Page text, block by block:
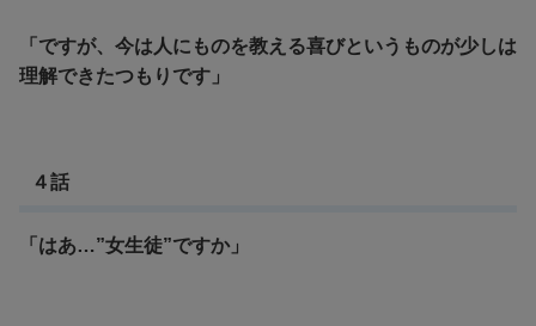
「ですが、今は人にものを教える喜びというものが少しは
理解できたつもりです」
４話
「はあ…”女生徒”ですか」